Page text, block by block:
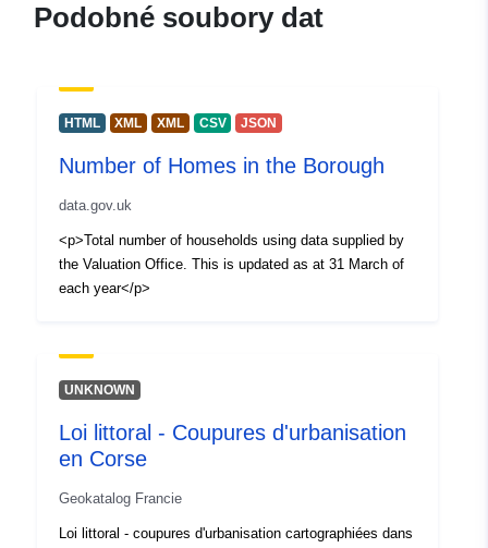
Podobné soubory dat
HTML XML XML CSV JSON
Number of Homes in the Borough
data.gov.uk
<p>Total number of households using data supplied by
the Valuation Office. This is updated as at 31 March of
each year</p>
UNKNOWN
Loi littoral - Coupures d'urbanisation
en Corse
Geokatalog Francie
Loi littoral - coupures d'urbanisation cartographiées dans